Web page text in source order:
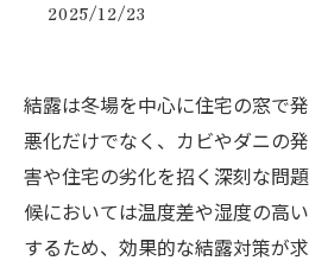
2025/12/23
結露は冬場を中心に住宅の窓で
悪化だけでなく、カビやダニの
害や住宅の劣化を招く深刻な問
候においては温度差や湿度の高
するため、効果的な結露対策が